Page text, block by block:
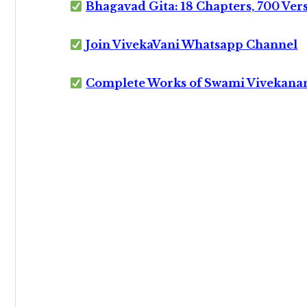
Bhagavad Gita: 18 Chapters, 700
Join VivekaVani Whatsapp Channel
Complete Works of Swami